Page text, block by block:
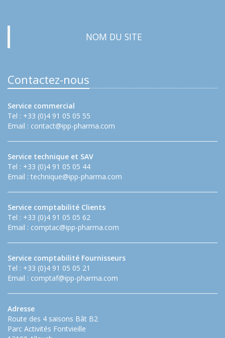
NOM DU SITE
Contactez-nous
Service commercial
Tel : +33 (0)4 91 05 05 55
Email : contact@ipp-pharma.com
Service technique et SAV
Tel : +33 (0)4 91 05 05 44
Email : technique@ipp-pharma.com
Service comptabilité Clients
Tel : +33 (0)4 91 05 05 62
Email : comptac@ipp-pharma.com
Service comptabilité Fournisseurs
Tel : +33 (0)4 91 05 05 21
Email : comptaf@ipp-pharma.com
Adresse
Route des 4 saisons Bât B2
Parc Activités Fontvieille